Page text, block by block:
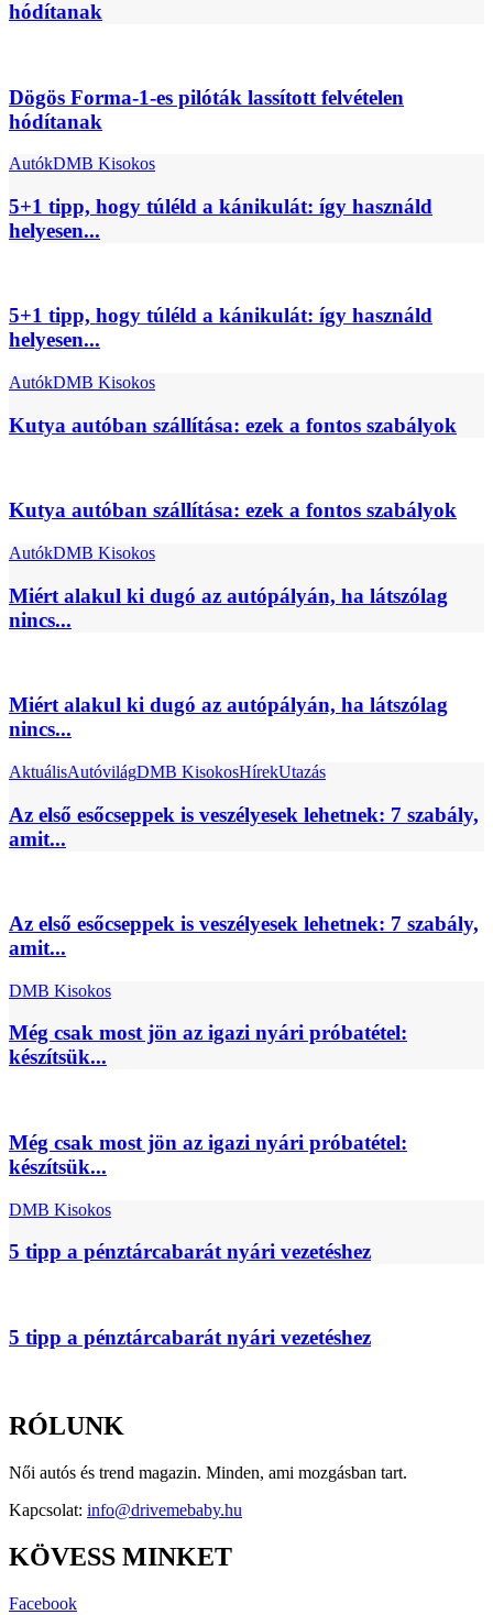
hódítanak
Dögös Forma-1-es pilóták lassított felvételen
hódítanak
AutókDMB Kisokos
5+1 tipp, hogy túléld a kánikulát: így használd
helyesen...
5+1 tipp, hogy túléld a kánikulát: így használd
helyesen...
AutókDMB Kisokos
Kutya autóban szállítása: ezek a fontos szabályok
Kutya autóban szállítása: ezek a fontos szabályok
AutókDMB Kisokos
Miért alakul ki dugó az autópályán, ha látszólag
nincs...
Miért alakul ki dugó az autópályán, ha látszólag
nincs...
AktuálisAutóvilágDMB KisokosHírekUtazás
Az első esőcseppek is veszélyesek lehetnek: 7 szabály,
amit...
Az első esőcseppek is veszélyesek lehetnek: 7 szabály,
amit...
DMB Kisokos
Még csak most jön az igazi nyári próbatétel:
készítsük...
Még csak most jön az igazi nyári próbatétel:
készítsük...
DMB Kisokos
5 tipp a pénztárcabarát nyári vezetéshez
5 tipp a pénztárcabarát nyári vezetéshez
RÓLUNK
Női autós és trend magazin. Minden, ami mozgásban tart.
Kapcsolat: info@drivemebaby.hu
KÖVESS MINKET
Facebook